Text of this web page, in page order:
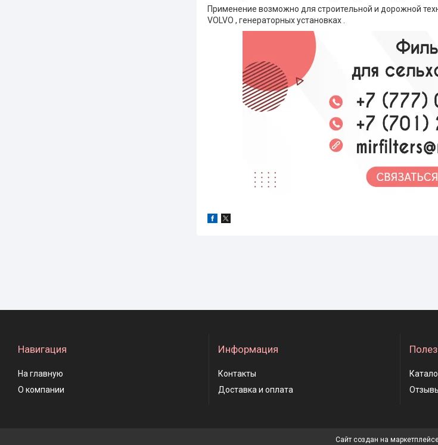
Применение возможно для строительной и дорожной
VOLVO , генераторных установках .
Навигация
На главную
О компании
Информация
Контакты
Доставка и оплата
Сайт создан на